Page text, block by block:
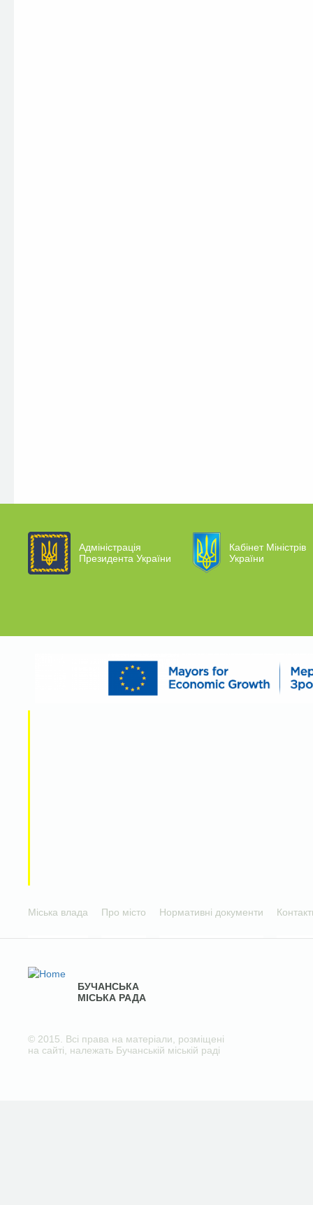
Адміністрація
Президента України
Кабінет Міністрів
України
Міська влада Про місто Нормативні документи
БУЧАНСЬКА
МІСЬКА РАДА
© 2015. Всі права на матеріали, розміщені
на сайті, належать Бучанській міській раді